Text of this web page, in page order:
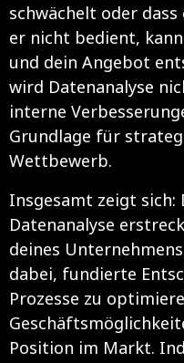
schwächelt oder
er nicht bedient,
und dein Angebot
wird Datenanalyse
interne
Grundlage für
Wettbewerb.
Insgesamt zeigt sich:
Datenanalyse
deines
dabei, fundierte
Prozesse zu
Position im Markt.